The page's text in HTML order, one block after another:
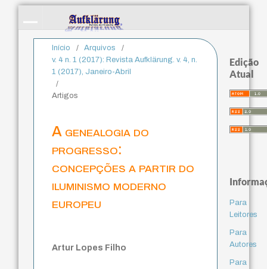
Início / Arquivos
/
v. 4 n. 1 (2017): Revista Aufklärung. v. 4, n.
1 (2017), Janeiro-Abril
/
Artigos
A genealogia do
progresso:
concepções a partir do
iluminismo moderno
europeu
Artur Lopes Filho
Edição
Atual
Para
Leitores
Para
Autores
Para